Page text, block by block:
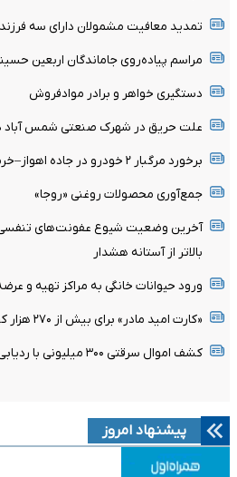
تمدید معافیت مشمولان دارای سه فرزند و
مراسم پیاده‌روی جاماندگان اربعین
دستگیری خواهر و برادر موادفروش
علت حریق در شهرک صنعتی شمس
برخورد مرگبار ۲ خودرو در جاده اهواز–خرمشهر؛ ۴ سرنشین جان باختند
جمع‌آوری محصولات روغنی «روجا»
آخرین وضعیت شیوع عفونت‌های
بالاتر از آستانه هشدار
ورود حیوانات خانگی به مراکز تهیه و
«کارت امید مادر» برای بیش از ۲۷۰ هزار کودک شارژ شد
کشف اموال سرقتی ۳۰۰ میلیونی با ردیابی آگهی فروش در دیوار
پیشنهاد امروز